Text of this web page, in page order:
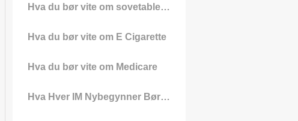
Hva du bør vite om sovetabletter?
Hva du bør vite om E Cigarette
Hva du bør vite om Medicare
Hva Hver IM Nybegynner Bør Do